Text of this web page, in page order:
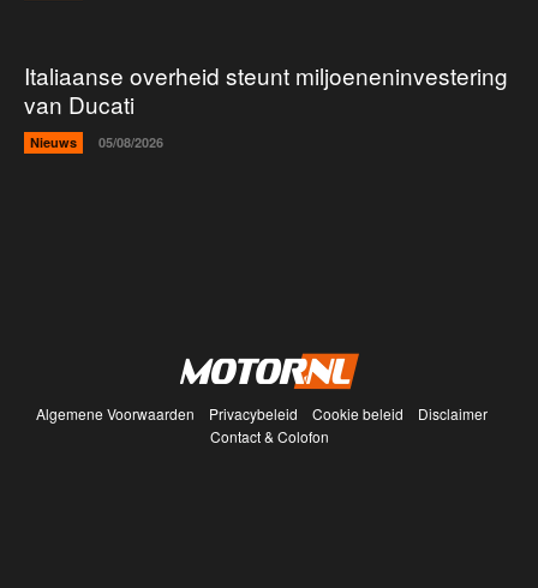
Italiaanse overheid steunt miljoeneninvestering
van Ducati
Nieuws 05/08/2026
Algemene Voorwaarden Privacybeleid Cookie beleid
Disclaimer
Contact & Colofon